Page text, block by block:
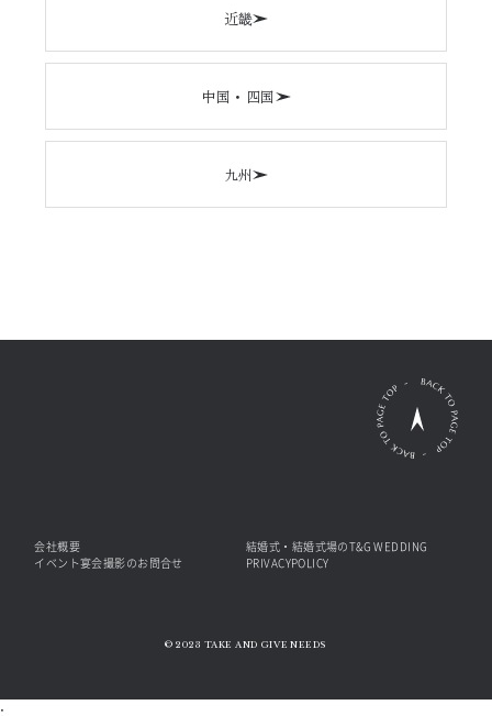
近畿
中国・四国
九州
会社概要
結婚式・結婚式場のT&G WEDDING
イベント宴会撮影のお問合せ
PRIVACYPOLICY
© 2023 TAKE AND GIVE NEEDS
;